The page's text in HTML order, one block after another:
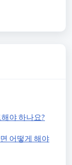
야 하나요?
어떻게 해야